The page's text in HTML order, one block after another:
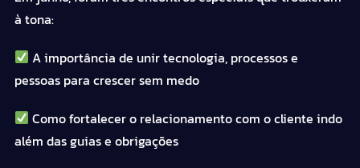
à tona:
A importância de unir tecnologia, processos e
pessoas para crescer sem medo
Como fortalecer o relacionamento com o cliente indo
além das guias e obrigações